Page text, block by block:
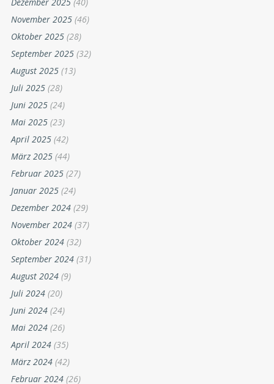
November 2025 (46)
Oktober 2025 (28)
September 2025 (32)
August 2025 (13)
Juli 2025 (28)
Juni 2025 (24)
Mai 2025 (23)
April 2025 (42)
März 2025 (44)
Februar 2025 (27)
Januar 2025 (24)
Dezember 2024 (29)
November 2024 (37)
Oktober 2024 (32)
September 2024 (31)
August 2024 (9)
Juli 2024 (20)
Juni 2024 (24)
Mai 2024 (26)
April 2024 (35)
März 2024 (42)
Februar 2024 (26)